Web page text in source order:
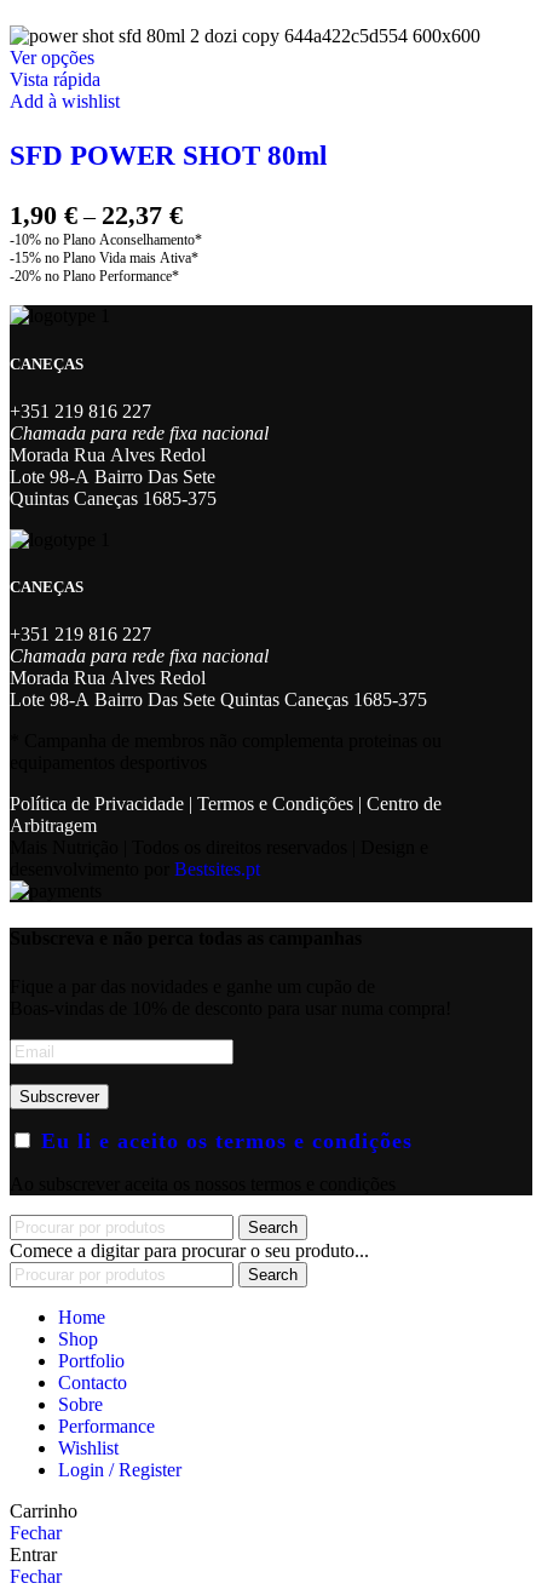
Ver opçõesThis
product
has
variants.
The
may
be
chosen
on
Vista rápida
Add à wishlist
SFD POWER SHOT 80ml
1,90 € – 22,37 €Price
range:
1,90 €
CANEÇAS
+351 219 816 227
Chamada para rede fixa nacional
Morada Rua Alves Redol
Lote 98-A Bairro Das Sete
Quintas Caneças 1685-375
CANEÇAS
+351 219 816 227
Chamada para rede fixa nacional
Morada Rua Alves Redol
Lote 98-A Bairro Das Sete Quintas Caneças 1685-375
Política de Privacidade | Termos e Condições | Centro de
Arbitragem
Bestsites.pt
Eu li e aceito os termos e condições
Search
Comece a digitar para procurar o seu produto...
Search
Home
Shop
Portfolio
Contacto
Sobre
Performance
Wishlist
Login / Register
Carrinho
Fechar
Entrar
Fechar